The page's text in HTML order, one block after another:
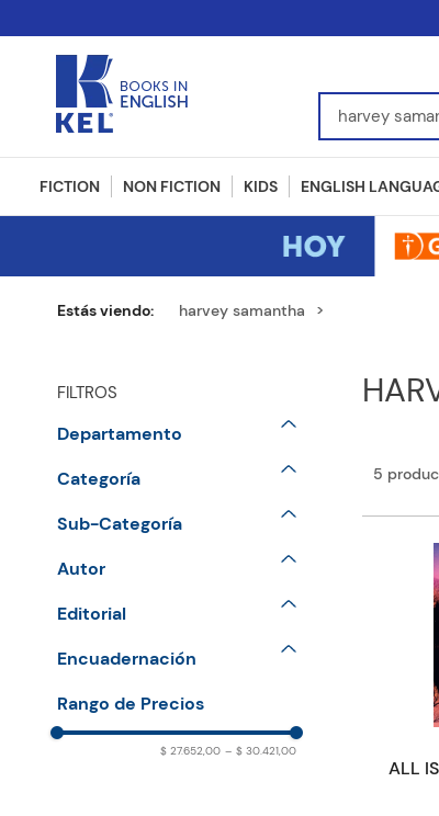
Find Books,
FICTION NON FICTION KIDS ENGLISH
harvey samantha
FILTROS
Departamento
Categoría
Award Winning Books
Science Fiction
Sub-Categoría
Autor
Editorial
Encuadernación
$ 27.652,00 – $ 30.421,00
5
ALL